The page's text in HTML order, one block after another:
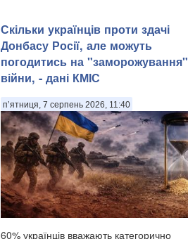
Скільки українців проти здачі
Донбасу Росії, але можуть
погодитись на "заморожування"
війни, - дані КМІС
п’ятниця, 7 серпень 2026, 11:40
60% українців вважають категорично